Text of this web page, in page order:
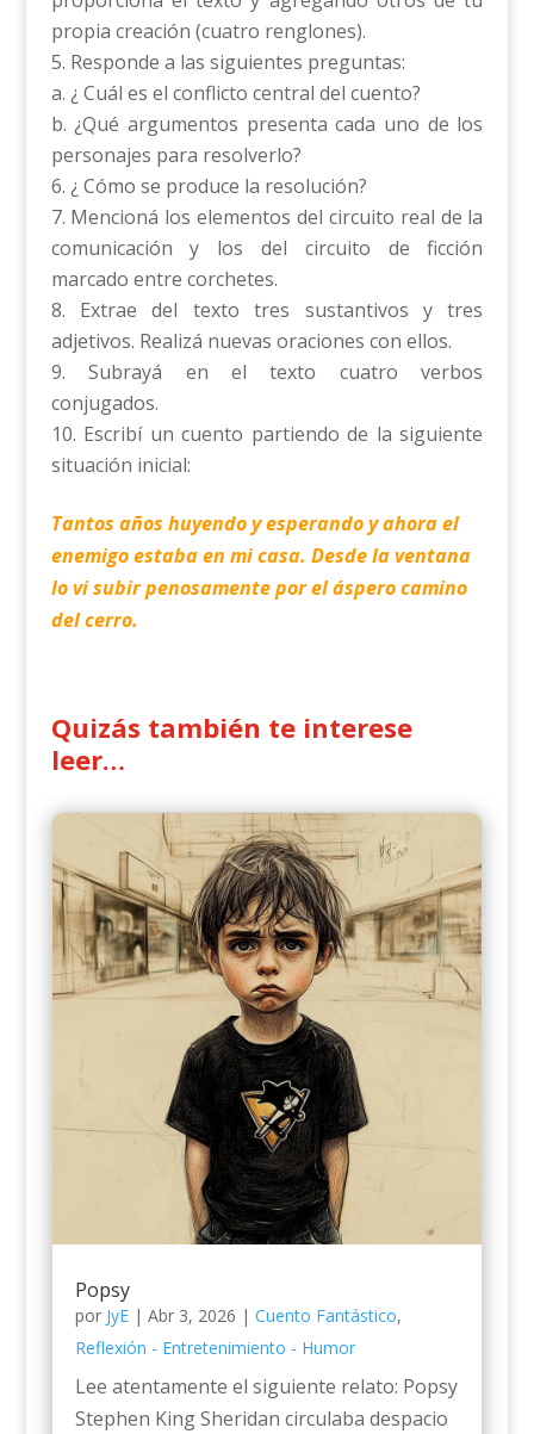
propia creación (cuatro renglones).
Responde a las siguientes preguntas:
a. ¿ Cuál es el conflicto central del cuento?
b. ¿Qué argumentos presenta cada uno de los
personajes para resolverlo?
¿ Cómo se produce la resolución?
Mencioná los elementos del circuito real de la
comunicación y los del circuito de ficción
marcado entre corchetes.
Extrae del texto tres sustantivos y tres
adjetivos. Realizá nuevas oraciones con ellos.
Subrayá en el texto cuatro verbos
conjugados.
Escribí un cuento partiendo de la siguiente
situación inicial:
Tantos años huyendo y esperando y ahora el
enemigo estaba en mi casa. Desde la ventana
lo vi subir penosamente por el áspero camino
del cerro.
Quizás también te interese
leer…
Popsy
por JyE| Abr 3, 2026 | Cuento Fantástico,
Reflexión - Entretenimiento - Humor
Lee atentamente el siguiente relato: Popsy
Stephen King Sheridan circulaba despacio